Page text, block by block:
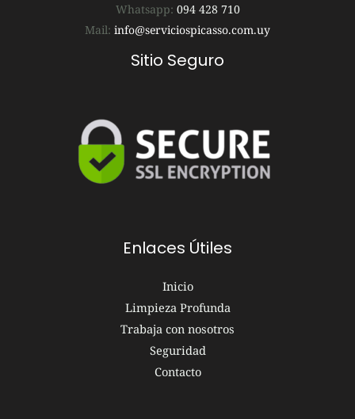
Whatsapp: 094 428 710
Mail: info@serviciospicasso.com.uy
Sitio Seguro
Enlaces Útiles
Inicio
Limpieza Profunda
Trabaja con nosotros
Seguridad
Contacto